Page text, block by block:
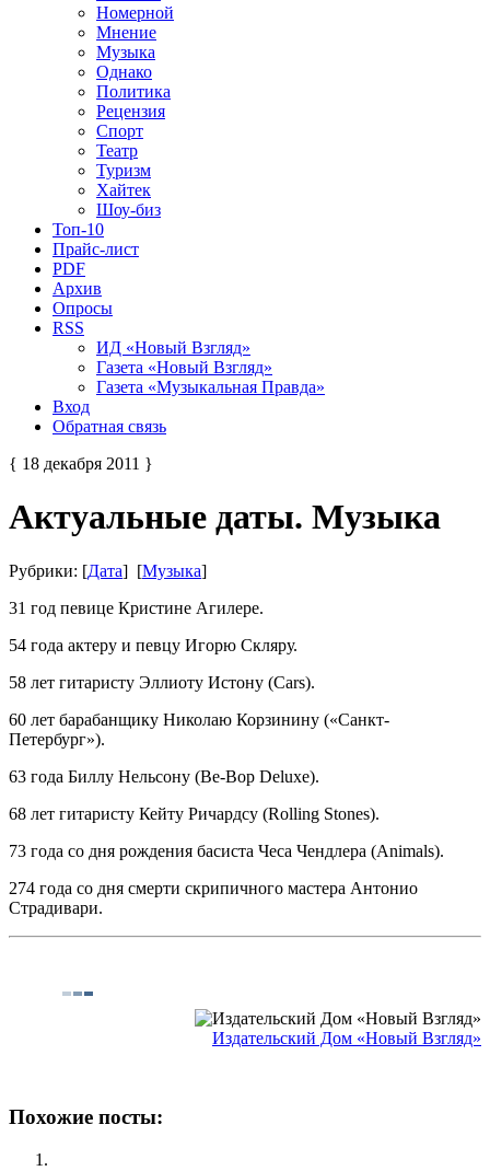
Номерной
Мнение
Музыка
Однако
Политика
Рецензия
Спорт
Театр
Туризм
Хайтек
Шоу-биз
Топ-10
Прайс-лист
PDF
Архив
Опросы
RSS
ИД «Новый Взгляд»
Газета «Новый Взгляд»
Газета «Музыкальная Правда»
Вход
Обратная связь
{ 18 декабря 2011 }
Актуальные даты. Музыка
Рубрики: [Дата] [Музыка]
31 год певице Кристине Агилере.
54 года актеру и певцу Игорю Скляру.
58 лет гитаристу Эллиоту Истону (Cars).
60 лет барабанщику Николаю Корзинину («Санкт-
Петербург»).
63 года Биллу Нельсону (Be-Bop Deluxe).
68 лет гитаристу Кейту Ричаpдсу (Rolling Stones).
73 года со дня рождения басиста Чеса Чендлеpа (Animals).
274 года со дня смерти скрипичного мастера Антонио
Страдивари.
Издательский Дом «Новый Взгляд»
Похожие посты: